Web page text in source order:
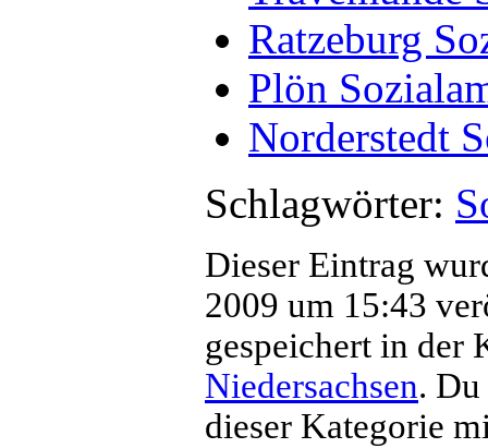
Ratzeburg
Plön
Norderstedt
Schlagwörter:
Dieser Eintrag
2009 um 15:43
gespeichert in der
Niedersachsen.
dieser Kategorie